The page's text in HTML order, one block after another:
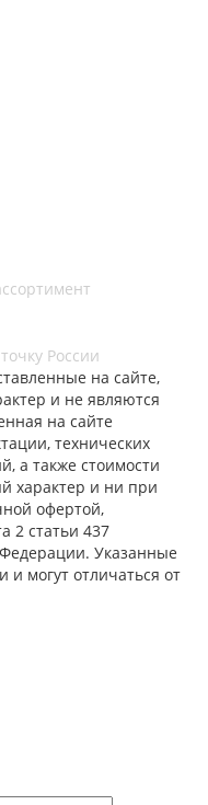
России
на сайте,
и не являются
на сайте
технических
а также стоимости
характер и ни при
офертой,
2 статьи 437
Федерации. Указанные
могут отличаться от